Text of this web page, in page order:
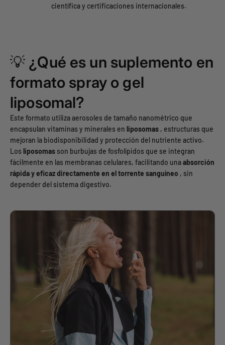
científica y certificaciones internacionales.
💡 ¿Qué es un suplemento en
formato spray o gel
liposomal?
Este formato utiliza aerosoles de tamaño nanométrico que
encapsulan vitaminas y minerales en liposomas , estructuras que
mejoran la biodisponibilidad y protección del nutriente activo.
Los liposomas son burbujas de fosfolípidos que se integran
fácilmente en las membranas celulares, facilitando unaabsorción
rápida y eficaz directamente en el torrente sanguíneo , sin
depender del sistema digestivo.